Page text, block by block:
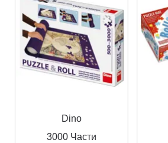
Dino
3000 Части